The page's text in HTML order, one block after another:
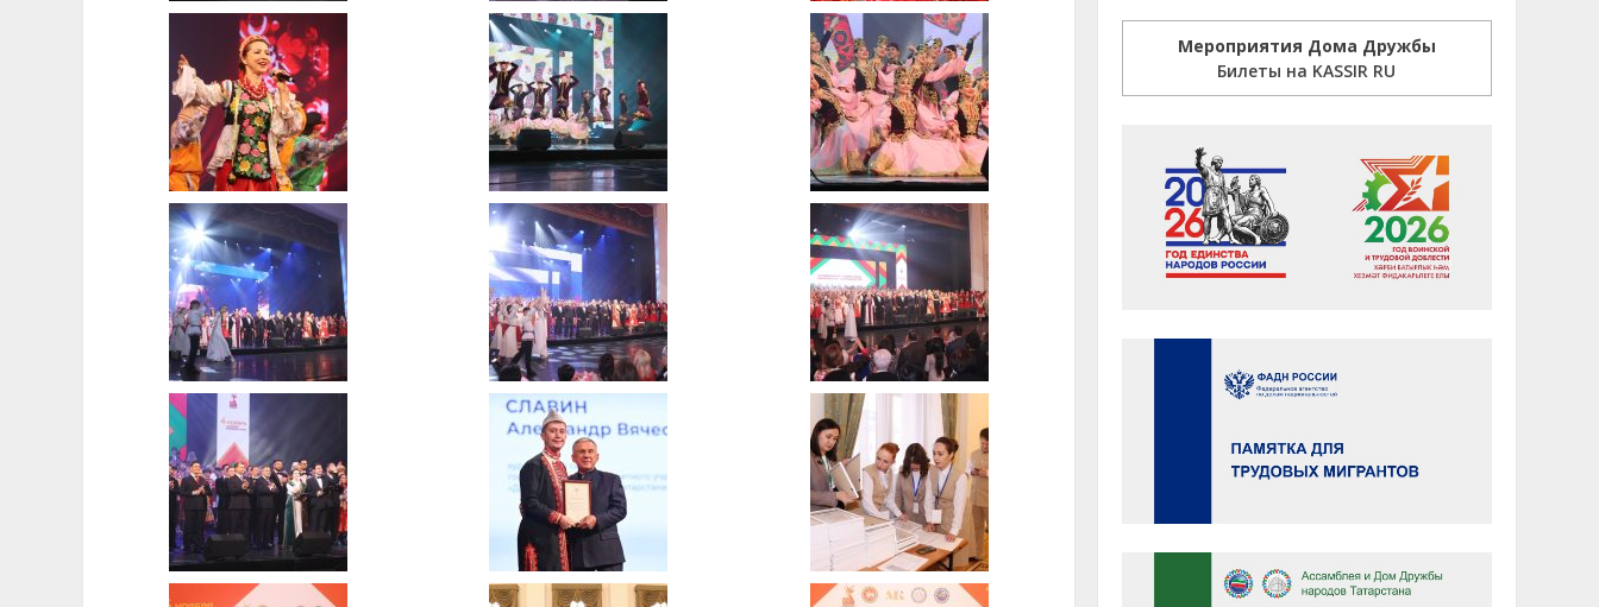
Мероприятия Дома Дружбы
Билеты на KASSIR RU